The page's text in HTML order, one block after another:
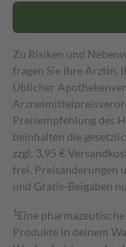
Zu Risiken und
fragen Sie Ihre Ärztin,
Üblicher
Preisempfehlung des
beinhalten die
zzgl. 3,95 €
frei. Preisänderungen
und Gratis-Beigaben
1 Eine
Produkte in deinem